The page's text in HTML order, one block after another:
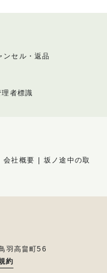
ンセル・返品
者標識
会社概要
坂ノ途中の取
羽高畠町56
約